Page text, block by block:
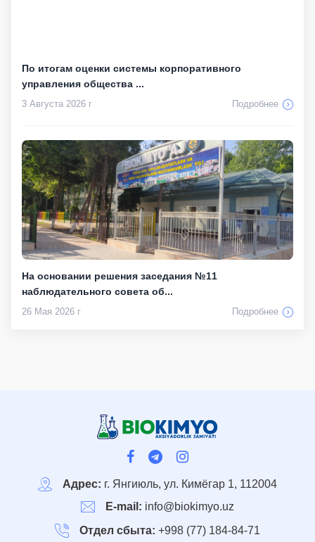
По итогам оценки системы корпоративного
управления общества ...
3 Августа 2026 г Подробнее
На основании решения заседания №11
наблюдательного совета об...
26 Мая 2026 г Подробнее
Адрес: г. Янгиюль, ул. Кимёгар 1, 112004
E-mail: info@biokimyo.uz
Отдел сбыта: +998 (77) 184-84-71